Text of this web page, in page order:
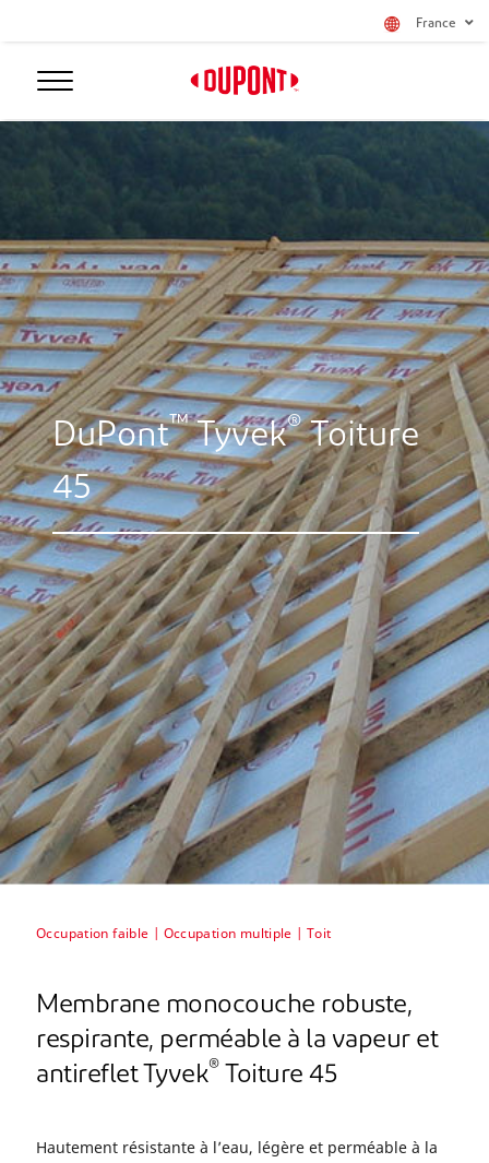
France
DuPont™Tyvek®Toiture
45
Occupation faible | Occupation multiple | Toit
Membrane monocouche robuste,
respirante, perméable à la vapeur et
antireflet Tyvek® Toiture 45
Hautement résistante à l’eau, légère et perméable à la